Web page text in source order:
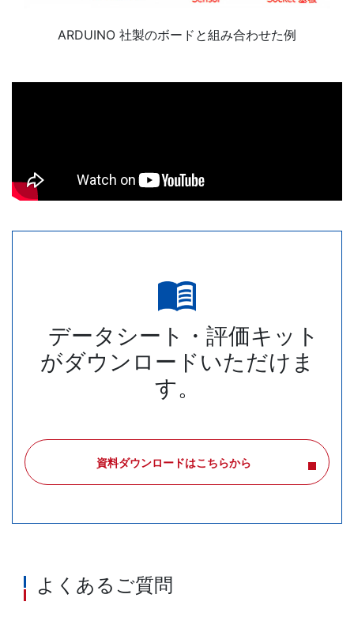
ARDUINO 社製のボードと組み合わせた例
データシート・評価キット
がダウンロードいただけま
す。
資料ダウンロードはこちらから
よくあるご質問